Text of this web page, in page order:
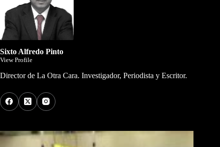
Sixto Alfredo Pinto
View Profile
Director de La Otra Cara. Investigador, Periodista y Escritor.